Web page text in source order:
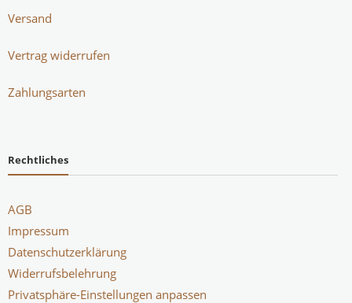
Versand
Vertrag widerrufen
Zahlungsarten
Rechtliches
AGB
Impressum
Datenschutzerklärung
Widerrufsbelehrung
Privatsphäre-Einstellungen anpassen